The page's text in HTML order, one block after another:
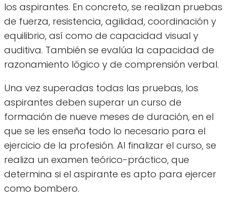
los aspirantes. En concreto, se realizan pruebas
de fuerza, resistencia, agilidad, coordinación y
equilibrio, así como de capacidad visual y
auditiva. También se evalúa la capacidad de
razonamiento lógico y de comprensión verbal.
Una vez superadas todas las pruebas, los
aspirantes deben superar un curso de
formación de nueve meses de duración, en el
que se les enseña todo lo necesario para el
ejercicio de la profesión. Al finalizar el curso, se
realiza un examen teórico-práctico, que
determina si el aspirante es apto para ejercer
como bombero.